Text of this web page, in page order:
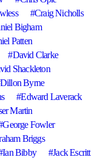
Craig Nicholls
Bigham
Patten
David Clarke
Shackleton
Dillon Byrne
Edward Laverack
Martin
George Fowler
Briggs
Ian Bibby
Jack Escritt